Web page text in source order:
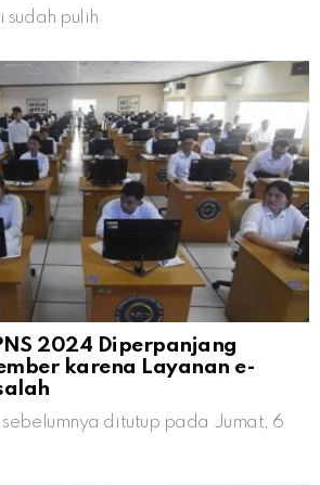
pulih
2024 Diperpanjang
karena Layanan e-
sebelumnya ditutup pada Jumat, 6